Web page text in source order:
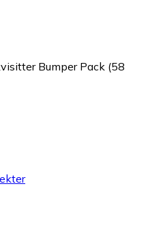
Bumper Pack (58